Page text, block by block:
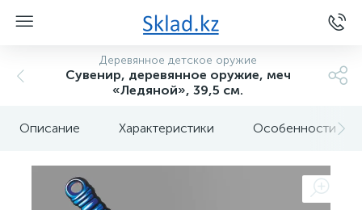
Деревянное детское оружие
Сувенир, деревянное оружие, меч
«Ледяной», 39,5 см.
Описание Характеристики Особенности